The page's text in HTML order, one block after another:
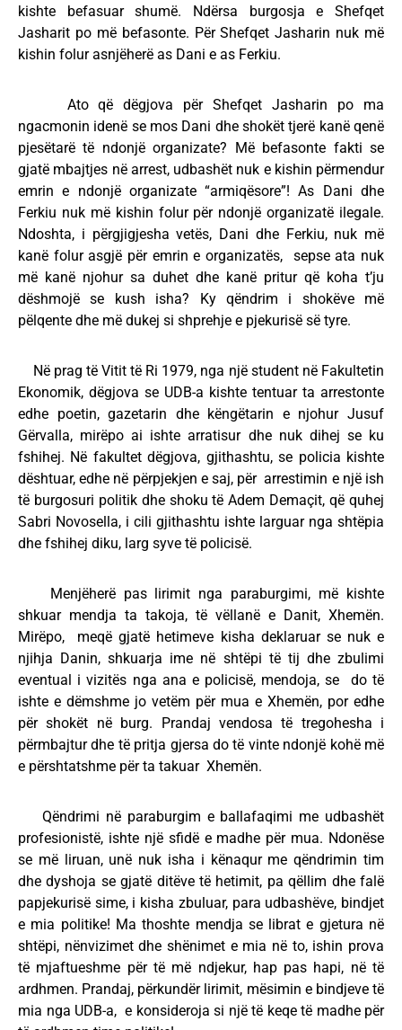
kishte befasuar shumë. Ndërsa burgosja e Shefqet
Jasharit po më befasonte. Për Shefqet Jasharin nuk më
kishin folur asnjëherë as Dani e as Ferkiu.
Ato që dëgjova për Shefqet Jasharin po ma
ngacmonin idenë se mos Dani dhe shokët tjerë kanë qenë
pjesëtarë të ndonjë organizate? Më befasonte fakti se
gjatë mbajtjes në arrest, udbashët nuk e kishin përmendur
emrin e ndonjë organizate “armiqësore”! As Dani dhe
Ferkiu nuk më kishin folur për ndonjë organizatë ilegale.
Ndoshta, i përgjigjesha vetës, Dani dhe Ferkiu, nuk më
kanë folur asgjë për emrin e organizatës, sepse ata nuk
më kanë njohur sa duhet dhe kanë pritur që koha t’ju
dëshmojë se kush isha? Ky qëndrim i shokëve më
pëlqente dhe më dukej si shprehje e pjekurisë së tyre.
Në prag të Vitit të Ri 1979, nga një student në Fakultetin
Ekonomik, dëgjova se UDB-a kishte tentuar ta arrestonte
edhe poetin, gazetarin dhe këngëtarin e njohur Jusuf
Gërvalla, mirëpo ai ishte arratisur dhe nuk dihej se ku
fshihej. Në fakultet dëgjova, gjithashtu, se policia kishte
dështuar, edhe në përpjekjen e saj, për arrestimin e një ish
të burgosuri politik dhe shoku të Adem Demaçit, që quhej
Sabri Novosella, i cili gjithashtu ishte larguar nga shtëpia
dhe fshihej diku, larg syve të policisë.
Menjëherë pas lirimit nga paraburgimi, më kishte
shkuar mendja ta takoja, të vëllanë e Danit, Xhemën.
Mirëpo, meqë gjatë hetimeve kisha deklaruar se nuk e
njihja Danin, shkuarja ime në shtëpi të tij dhe zbulimi
eventual i vizitës nga ana e policisë, mendoja, se do të
ishte e dëmshme jo vetëm për mua e Xhemën, por edhe
për shokët në burg. Prandaj vendosa të tregohesha i
përmbajtur dhe të pritja gjersa do të vinte ndonjë kohë më
e përshtatshme për ta takuar Xhemën.
Qëndrimi në paraburgim e ballafaqimi me udbashët
profesionistë, ishte një sfidë e madhe për mua. Ndonëse
se më liruan, unë nuk isha i kënaqur me qëndrimin tim
dhe dyshoja se gjatë ditëve të hetimit, pa qëllim dhe falë
papjekurisë sime, i kisha zbuluar, para udbashëve, bindjet
e mia politike! Ma thoshte mendja se librat e gjetura në
shtëpi, nënvizimet dhe shënimet e mia në to, ishin prova
të mjaftueshme për të më ndjekur, hap pas hapi, në të
ardhmen. Prandaj, përkundër lirimit, mësimin e bindjeve të
mia nga UDB-a, e konsideroja si një të keqe të madhe për